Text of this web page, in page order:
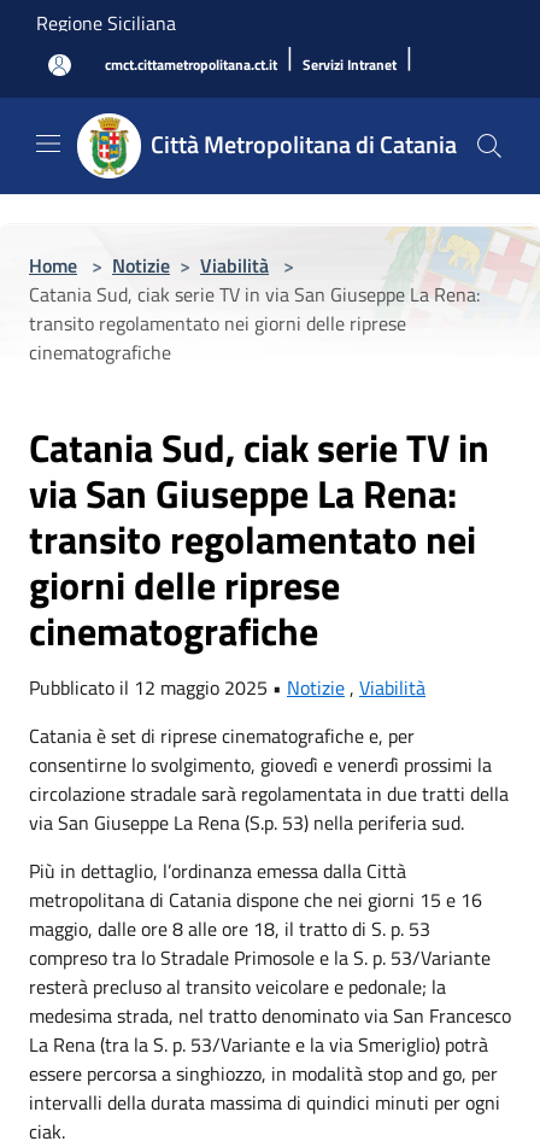
Salta al contenuto principale
Regione Siciliana
cmct.cittametropolitana.ct.it | Servizi Intranet |
Città Metropolitana di Catania
Home > Notizie > Viabilità >
Catania Sud, ciak serie TV in via San Giuseppe La Rena:
transito regolamentato nei giorni delle riprese
cinematografiche
Catania Sud, ciak serie TV in
via San Giuseppe La Rena:
transito regolamentato nei
giorni delle riprese
cinematografiche
Pubblicato il 12 maggio 2025 • Notizie, Viabilità
Catania è set di riprese cinematografiche e, per
consentirne lo svolgimento, giovedì e venerdì prossimi la
circolazione stradale sarà regolamentata in due tratti della
via San Giuseppe La Rena (S.p. 53) nella periferia sud.
Più in dettaglio, l’ordinanza emessa dalla Città
metropolitana di Catania dispone che nei giorni 15 e 16
maggio, dalle ore 8 alle ore 18, il tratto di S. p. 53
compreso tra lo Stradale Primosole e la S. p. 53/Variante
resterà precluso al transito veicolare e pedonale; la
medesima strada, nel tratto denominato via San Francesco
La Rena (tra la S. p. 53/Variante e la via Smeriglio) potrà
essere percorsa a singhiozzo, in modalità stop and go, per
intervalli della durata massima di quindici minuti per ogni
ciak.